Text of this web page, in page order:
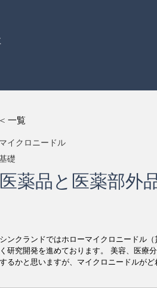
< 一覧
マイクロニードル
礎
医薬品と医薬部外
シンクランドではホローマイクロニードル
く研究開発を進めております。 美容、医療
するかと思いますが、マイクロニードルがど